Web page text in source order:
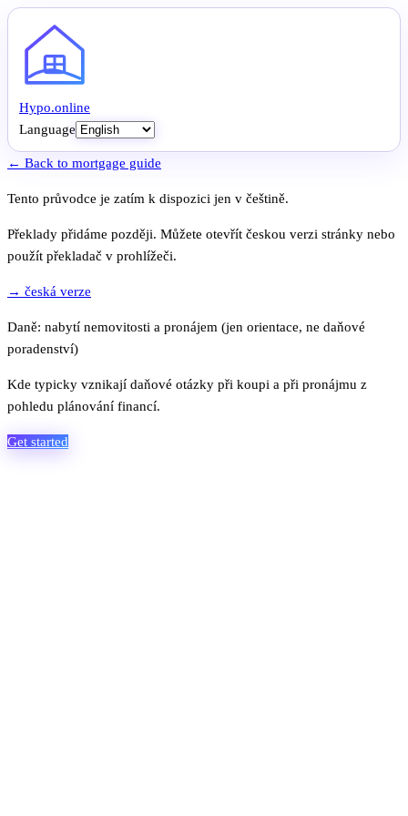
Hypo.online
Language
← Back to mortgage guide
Tento průvodce je zatím k dispozici jen v češtině.
Překlady přidáme později. Můžete otevřít českou verzi stránky nebo
použít překladač v prohlížeči.
→ česká verze
Daně: nabytí nemovitosti a pronájem (jen orientace, ne daňové
poradenství)
Kde typicky vznikají daňové otázky při koupi a při pronájmu z
pohledu plánování financí.
Get started